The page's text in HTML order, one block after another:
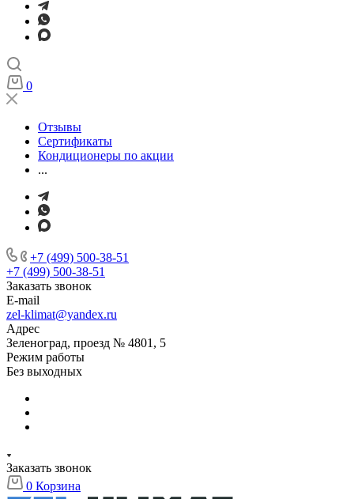
0
Отзывы
Сертификаты
Кондиционеры по акции
...
+7 (499) 500-38-51
+7 (499) 500-38-51
Заказать звонок
E-mail
zel-klimat@yandex.ru
Адрес
Зеленоград, проезд № 4801, 5
Режим работы
Без выходных
Заказать звонок
0 Корзина